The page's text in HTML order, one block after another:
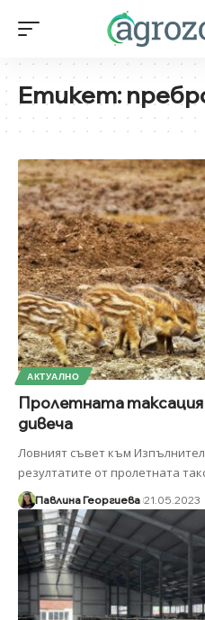
Етикет:
АКТУАЛНО
Пролетната таксация
дивеча
Ловният съвет към
резултатите от пролетната
Павлина Георгиева 21.05.2023